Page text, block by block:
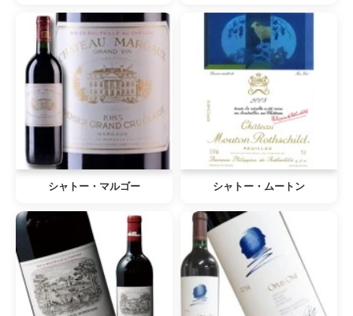
シャトー・マルゴー シャトー・ムートン